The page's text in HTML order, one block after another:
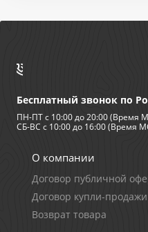
ПОВЫШЕНИЕ ЦЕН
Успей купить
Мангазея - первым
10%
Бесплатный звонок по
ПН-ПТ с 10:00 до 20:00 (Время
СБ-ВС с 10:00 до 16:00 (Время
О компании
Договор публичной
Договор купли-
Возврат товара